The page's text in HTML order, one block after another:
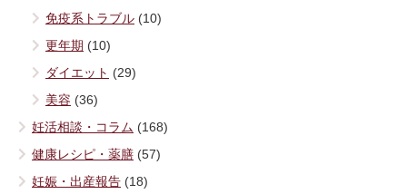
免疫系トラブル (10)
更年期 (10)
ダイエット (29)
美容 (36)
妊活相談・コラム (168)
健康レシピ・薬膳 (57)
妊娠・出産報告 (18)